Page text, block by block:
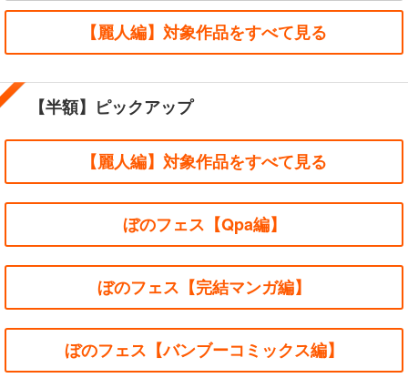
【麗人編】対象作品をすべて見る
【半額】ピックアップ
【麗人編】対象作品をすべて見る
ぼのフェス【Qpa編】
ぼのフェス【完結マンガ編】
ぼのフェス【バンブーコミックス編】